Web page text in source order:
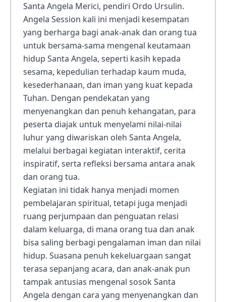
Santa Angela Merici, pendiri Ordo Ursulin.
Angela Session kali ini menjadi kesempatan
yang berharga bagi anak-anak dan orang tua
untuk bersama-sama mengenal keutamaan
hidup Santa Angela, seperti kasih kepada
sesama, kepedulian terhadap kaum muda,
kesederhanaan, dan iman yang kuat kepada
Tuhan. Dengan pendekatan yang
menyenangkan dan penuh kehangatan, para
peserta diajak untuk menyelami nilai-nilai
luhur yang diwariskan oleh Santa Angela,
melalui berbagai kegiatan interaktif, cerita
inspiratif, serta refleksi bersama antara anak
dan orang tua.
Kegiatan ini tidak hanya menjadi momen
pembelajaran spiritual, tetapi juga menjadi
ruang perjumpaan dan penguatan relasi
dalam keluarga, di mana orang tua dan anak
bisa saling berbagi pengalaman iman dan nilai
hidup. Suasana penuh kekeluargaan sangat
terasa sepanjang acara, dan anak-anak pun
tampak antusias mengenal sosok Santa
Angela dengan cara yang menyenangkan dan